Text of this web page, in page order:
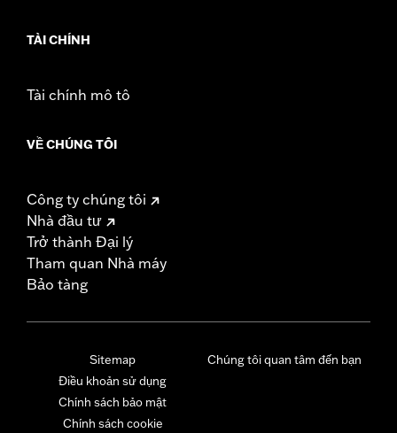
TÀI CHÍNH
Tài chính mô tô
VỀ CHÚNG TÔI
Công ty chúng tôi
Nhà đầu tư
Trở thành Đại lý
Tham quan Nhà máy
Bảo tàng
Sitemap
Điều khoản sử dụng
Chính sách bảo mật
Chính sách cookie
Chúng tôi quan tâm đến bạn